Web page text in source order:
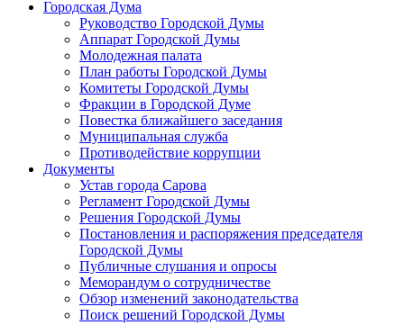
Городская Дума
Руководство Городской Думы
Аппарат Городской Думы
Молодежная палата
План работы Городской Думы
Комитеты Городской Думы
Фракции в Городской Думе
Повестка ближайшего заседания
Муниципальная служба
Противодействие коррупции
Документы
Устав города Сарова
Регламент Городской Думы
Решения Городской Думы
Постановления и распоряжения председателя
Городской Думы
Публичные слушания и опросы
Меморандум о сотрудничестве
Обзор изменений законодательства
Поиск решений Городской Думы